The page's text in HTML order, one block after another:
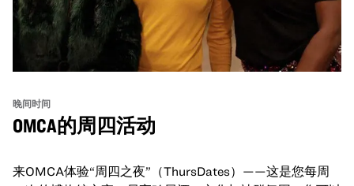
晚间时间
OMCA的周四活动
来OMCA体验“周四之夜”（ThursDates）——这是您每周